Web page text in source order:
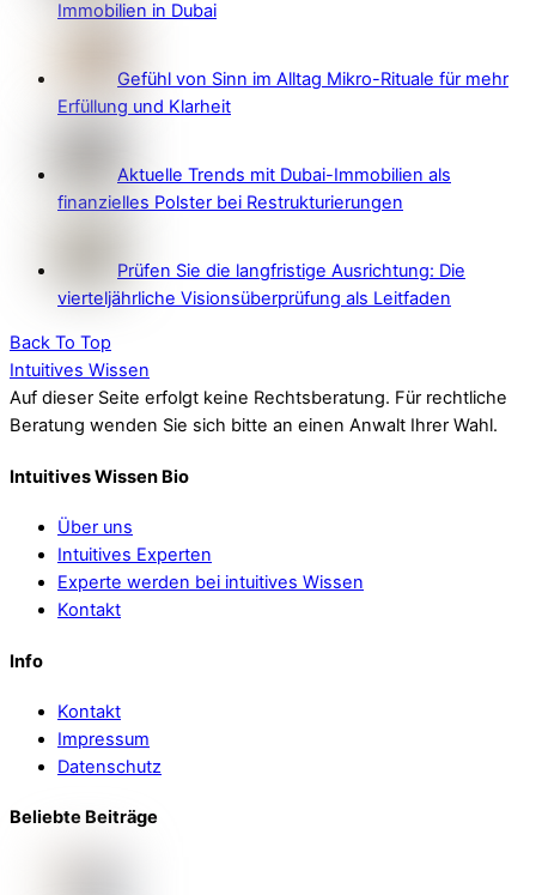
Immobilien in Dubai
Gefühl von Sinn im Alltag Mikro-Rituale für mehr
Erfüllung und Klarheit
Aktuelle Trends mit Dubai-Immobilien als
finanzielles Polster bei Restrukturierungen
Prüfen Sie die langfristige Ausrichtung: Die
vierteljährliche Visionsüberprüfung als Leitfaden
Back To Top
Intuitives Wissen
Auf dieser Seite erfolgt keine Rechtsberatung. Für rechtliche
Beratung wenden Sie sich bitte an einen Anwalt Ihrer Wahl.
Intuitives Wissen Bio
Über uns
Intuitives Experten
Experte werden bei intuitives Wissen
Kontakt
Info
Kontakt
Impressum
Datenschutz
Beliebte Beiträge